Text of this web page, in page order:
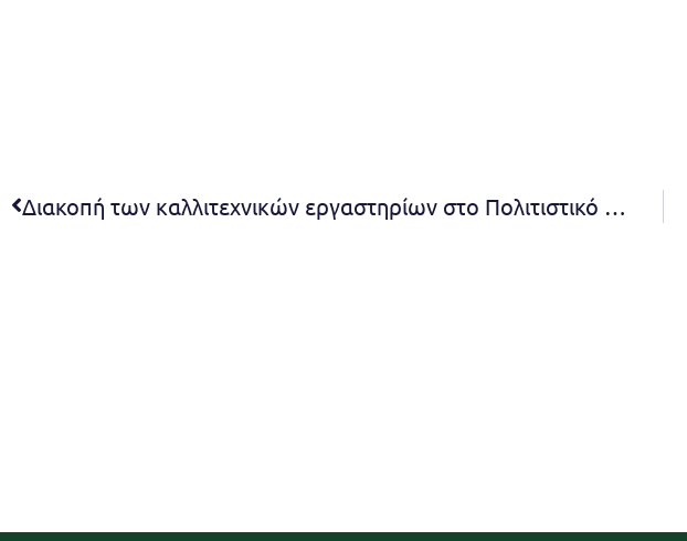
Διακοπή των καλλιτεχνικών εργαστηρίων στο Πολιτιστικό Κέντρο Δ.Κ. Μελισσίων έως και τις 27-4-2025